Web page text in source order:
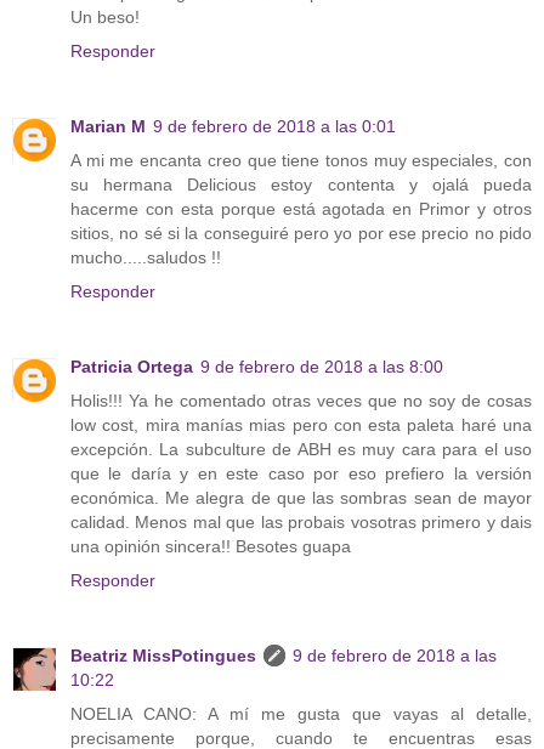
Un beso!
Responder
Marian M 9 de febrero de 2018 a las 0:01
A mi me encanta creo que tiene tonos muy especiales, con
su hermana Delicious estoy contenta y ojalá pueda
hacerme con esta porque está agotada en Primor y otros
sitios, no sé si la conseguiré pero yo por ese precio no pido
mucho.....saludos !!
Responder
Patricia Ortega 9 de febrero de 2018 a las 8:00
Holis!!! Ya he comentado otras veces que no soy de cosas
low cost, mira manías mias pero con esta paleta haré una
excepción. La subculture de ABH es muy cara para el uso
que le daría y en este caso por eso prefiero la versión
económica. Me alegra de que las sombras sean de mayor
calidad. Menos mal que las probais vosotras primero y dais
una opinión sincera!! Besotes guapa
Responder
Beatriz MissPotingues
9 de febrero de 2018 a las
10:22
NOELIA CANO: A mí me gusta que vayas al detalle,
precisamente porque, cuando te encuentras esas